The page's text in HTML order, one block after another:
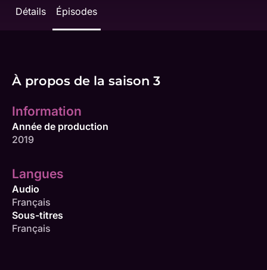
Détails Épisodes
À propos de la saison 3
Information
Année de production
2019
Langues
Audio
Français
Sous-titres
Français